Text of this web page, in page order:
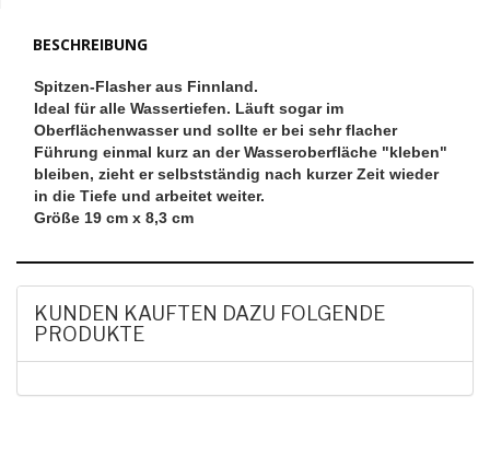
BESCHREIBUNG
Spitzen-Flasher aus Finnland.
Ideal für alle Wassertiefen. Läuft sogar im
Oberflächenwasser und sollte er bei sehr flacher
Führung einmal kurz an der Wasseroberfläche "kleben"
bleiben, zieht er selbstständig nach kurzer Zeit wieder
in die Tiefe und arbeitet weiter.
Größe 19 cm x 8,3 cm
KUNDEN KAUFTEN DAZU FOLGENDE
PRODUKTE